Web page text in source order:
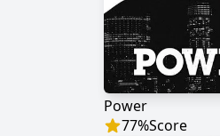
Power
77%Score